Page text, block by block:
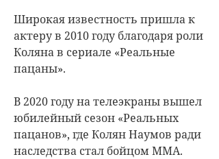
Широкая известность пришла к
актеру в 2010 году благодаря роли
Коляна в сериале «Реальные
пацаны».
В 2020 году на телеэкраны вышел
юбилейный сезон «Реальных
пацанов», где Колян Наумов ради
наследства стал бойцом ММА.